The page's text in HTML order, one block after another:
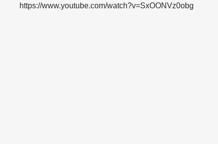
https://www.youtube.com/watch?v=SxOONVz0obg